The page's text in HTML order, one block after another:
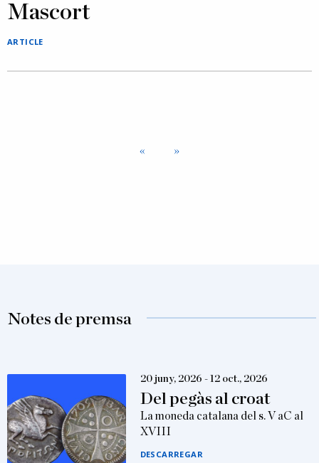
Mascort
ARTICLE
Notes de premsa
20 juny, 2026 - 12 oct., 2026
Del pegàs al croat
La moneda catalana del s. V aC al
XVIII
DESCARREGAR